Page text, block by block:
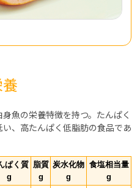
魚の栄養特徴を持つ。たんぱく
、高たんぱく低脂肪の食品であ
ぱく質
g
脂質
g
炭水化物
g
食塩相当量
g